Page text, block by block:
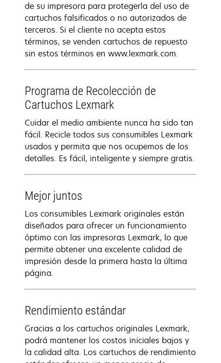
de su impresora para protegerla del uso de
cartuchos falsificados o no autorizados de
terceros. Si el cliente no acepta estos
términos, se venden cartuchos de repuesto
sin estos términos en www.lexmark.com.
Programa de Recolección de
Cartuchos Lexmark
Cuidar el medio ambiente nunca ha sido tan
fácil. Recicle todos sus consumibles Lexmark
usados y permita que nos ocupemos de los
detalles. Es fácil, inteligente y siempre gratis.
Mejor juntos
Los consumibles Lexmark originales están
diseñados para ofrecer un funcionamiento
óptimo con las impresoras Lexmark, lo que
permite obtener una excelente calidad de
impresión desde la primera hasta la última
página.
Rendimiento estándar
Gracias a los cartuchos originales Lexmark,
podrá mantener los costos iniciales bajos y
la calidad alta. Los cartuchos de rendimiento